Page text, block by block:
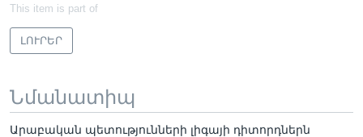
This item is part of
ԼՈՒՐԵՐ
Նմանատիպ
Արաբական պետությունների լիգայի դիտորդներն